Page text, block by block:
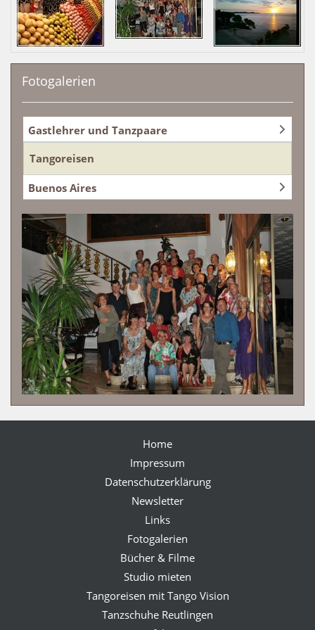
Fotogalerien
Gastlehrer und Tanzpaare
Tangoreisen
Buenos Aires
Home
Impressum
Datenschutzerklärung
Newsletter
Links
Fotogalerien
Bücher & Filme
Studio mieten
Tangoreisen mit Tango Vision
Tanzschuhe Reutlingen